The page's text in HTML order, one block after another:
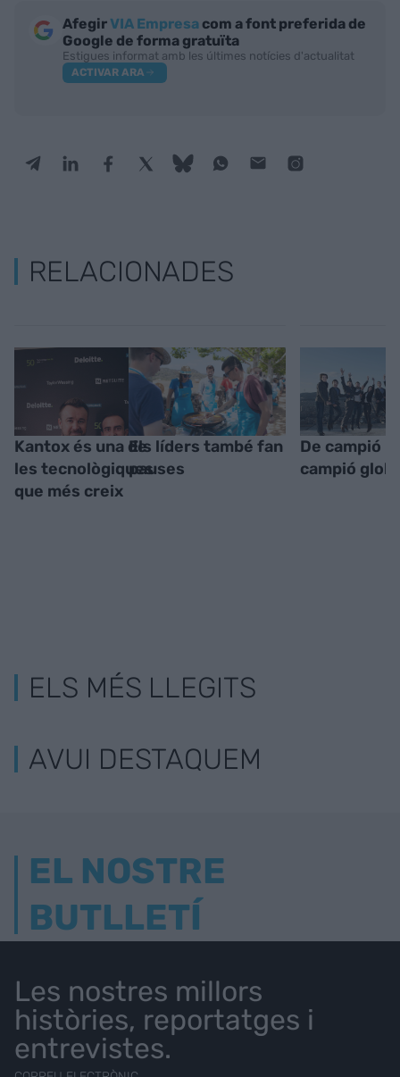
AfegirVIA Empresa com a font preferida de
Google de forma gratuïta
Estigues informat amb les últimes notícies d'actualitat
ACTIVAR ARA
RELACIONADES
Kantox és una de
les tecnològiques
que més creix
Els líders també fan
pauses
De campió
campió
ELS MÉS LLEGITS
AVUI DESTAQUEM
EL NOSTRE
BUTLLETÍ
Les nostres millors
històries, reportatges i
entrevistes.